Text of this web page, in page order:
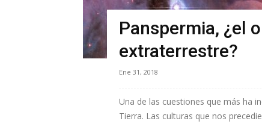
Panspermia, ¿el
extraterrestre?
Ene 31, 2018
Una de las cuestiones que más ha
Tierra. Las culturas que nos